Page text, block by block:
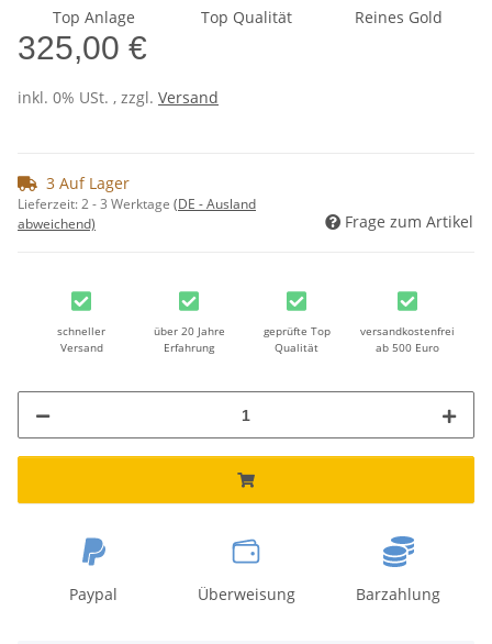
Top Anlage Top Qualität Reines Gold
325,00 €
inkl. 0% USt. , zzgl. Versand
3 Auf Lager
Lieferzeit:2 - 3 Werktage (DE - Ausland
abweichend)
Frage zum Artikel
schneller
Versand
über 20 Jahre
Erfahrung
geprüfte Top
Qualität
versandkostenfrei
ab 500 Euro
Paypal Überweisung Barzahlung